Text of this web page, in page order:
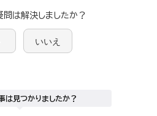
問は解決しましたか？
いいえ
は見つかりましたか？